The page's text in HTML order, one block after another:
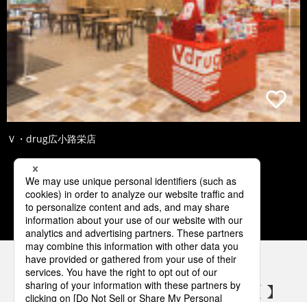
Ｖ・drug広小路栄店
1 2 3 4 5
パナソニックの電気設備 SNSアカウント